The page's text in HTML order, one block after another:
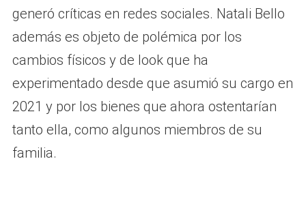
generó críticas en redes sociales. Natali Bello
además es objeto de polémica por los
cambios físicos y de look que ha
experimentado desde que asumió su cargo en
2021 y por los bienes que ahora ostentarían
tanto ella, como algunos miembros de su
familia.